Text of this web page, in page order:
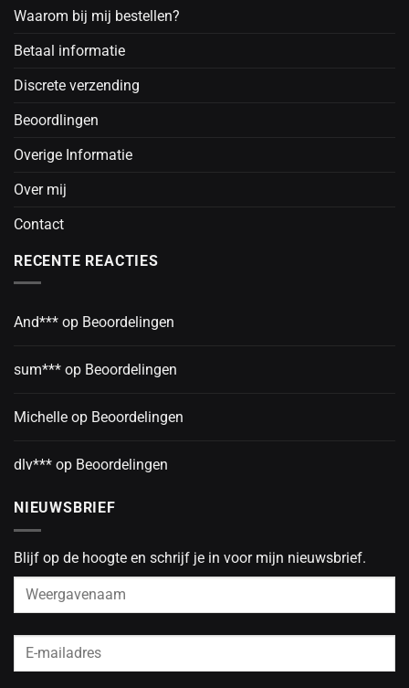
Waarom bij mij bestellen?
Betaal informatie
Discrete verzending
Beoordlingen
Overige Informatie
Over mij
Contact
RECENTE REACTIES
And*** op Beoordelingen
sum*** op Beoordelingen
Michelle op Beoordelingen
dlv*** op Beoordelingen
NIEUWSBRIEF
Blijf op de hoogte en schrijf je in voor mijn nieuwsbrief.